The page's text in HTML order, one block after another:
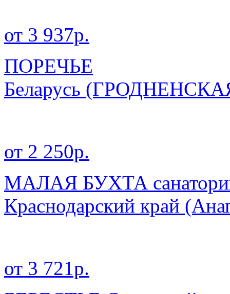
от 3 937р.
ПОРЕЧЬЕ
Беларусь
от 2 250р.
МАЛАЯ БУХТА
Краснодарский край
от 3 721р.